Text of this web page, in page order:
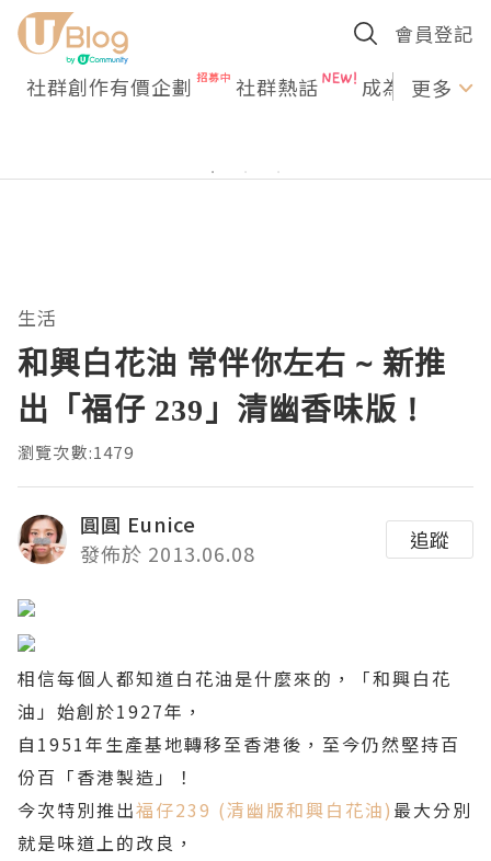
會員登記
社群創作有價企劃 社群熱話 成為U更多
生活
和興白花油 常伴你左右 ~ 新推
出「福仔 239」清幽香味版 !
瀏覽次數:1479
圓圓 Eunice
發佈於 2013.06.08
追蹤
相信每個人都知道白花油是什麼來的，「和興白花
油」始創於1927年，
自1951年生產基地轉移至香港後，至今仍然堅持百
份百「香港製造」！
今次特別推出福仔239 (清幽版和興白花油) 最大分別
就是味道上的改良，